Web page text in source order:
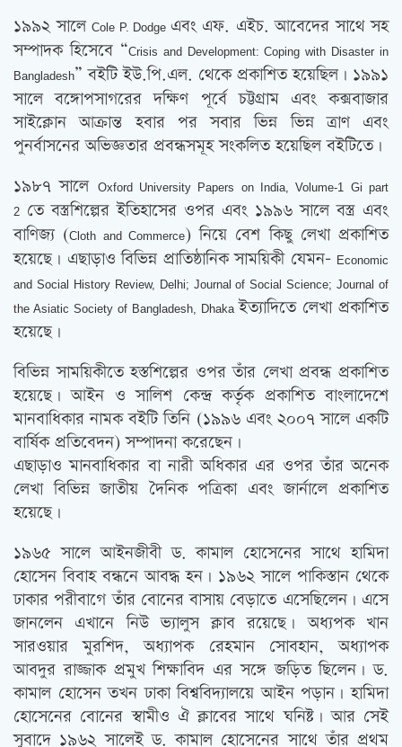
১৯৯২ সালে Cole P. Dodge এবং এফ. এইচ. আবেদের সাথে সহ
সম্পাদক হিসেবে “Crisis and Development: Coping with Disaster in
Bangladesh” বইটি ইউ.পি.এল. থেকে প্রকাশিত হয়েছিল। ১৯৯১
সালে বঙ্গোপসাগরের দক্ষিণ পূর্বে চট্টগ্রাম এবং কক্সবাজার
সাইক্লোন আক্রান্ত হবার পর সবার ভিন্ন ভিন্ন ত্রাণ এবং
পুনর্বাসনের অভিজ্ঞতার প্রবন্ধসমূহ সংকলিত হয়েছিল বইটিতে।
১৯৮৭ সালে Oxford University Papers on India, Volume-1 Gi part
2 তে বস্ত্রশিল্পের ইতিহাসের ওপর এবং ১৯৯৬ সালে বস্ত্র এবং
বাণিজ্য (Cloth and Commerce) নিয়ে বেশ কিছু লেখা প্রকাশিত
হয়েছে। এছাড়াও বিভিন্ন প্রাতিষ্ঠানিক সাময়িকী যেমন- Economic
and Social History Review, Delhi; Journal of Social Science; Journal of
the Asiatic Society of Bangladesh, Dhaka ইত্যাদিতে লেখা প্রকাশিত
হয়েছে।
বিভিন্ন সাময়িকীতে হস্তশিল্পের ওপর তাঁর লেখা প্রবন্ধ প্রকাশিত
হয়েছে। আইন ও সালিশ কেন্দ্র কর্তৃক প্রকাশিত বাংলাদেশে
মানবাধিকার নামক বইটি তিনি (১৯৯৬ এবং ২০০৭ সালে একটি
বার্ষিক প্রতিবেদন) সম্পাদনা করেছেন।
এছাড়াও মানবাধিকার বা নারী অধিকার এর ওপর তাঁর অনেক
লেখা বিভিন্ন জাতীয় দৈনিক পত্রিকা এবং জার্নালে প্রকাশিত
হয়েছে।
১৯৬৫ সালে আইনজীবী ড. কামাল হোসেনের সাথে হামিদা
হোসেন বিবাহ বন্ধনে আবদ্ধ হন। ১৯৬২ সালে পাকিস্তান থেকে
ঢাকার পরীবাগে তাঁর বোনের বাসায় বেড়াতে এসেছিলেন। এসে
জানলেন এখানে নিউ ভ্যালুস ক্লাব রয়েছে। অধ্যপক খান
সারওয়ার মুরশিদ, অধ্যাপক রেহমান সোবহান, অধ্যাপক
আবদুর রাজ্জাক প্রমুখ শিক্ষাবিদ এর সঙ্গে জড়িত ছিলেন। ড.
কামাল হোসেন তখন ঢাকা বিশ্ববিদ্যালয়ে আইন পড়ান। হামিদা
হোসেনের বোনের স্বামীও ঐ ক্লাবের সাথে ঘনিষ্ট। আর সেই
সুবাদে ১৯৬২ সালেই ড. কামাল হোসেনের সাথে তাঁর প্রথম